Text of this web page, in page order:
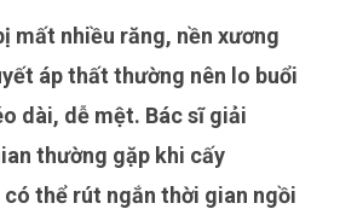
áp thất thường nên lo buổi
dài, dễ mệt. Bác sĩ giải
thường gặp khi cấy
thể rút ngắn thời gian ngồi